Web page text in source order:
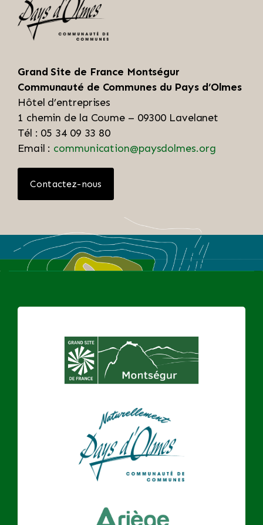
Grand Site de France Montségur
Communauté de Communes du Pays d’Olmes
Hôtel d’entreprises
1 chemin de la Coume – 09300 Lavelanet
Tél : 05 34 09 33 80
Email : communication@paysdolmes.org
Contactez-nous